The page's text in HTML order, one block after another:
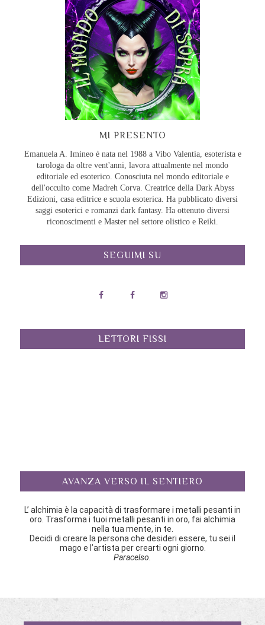
MI PRESENTO
Emanuela A. Imineo è nata nel 1988 a Vibo Valentia, esoterista e
tarologa da oltre vent'anni, lavora attualmente nel mondo
editoriale ed esoterico. Conosciuta nel mondo editoriale e
dell'occulto come Madreh Corva. Creatrice della Dark Abyss
Edizioni, casa editrice e scuola esoterica. Ha pubblicato diversi
saggi esoterici e romanzi dark fantasy. Ha ottenuto diversi
riconoscimenti e Master nel settore olistico e Reiki.
SEGUIMI SU
LETTORI FISSI
AVANZA VERSO IL SENTIERO
L’ alchimia è la capacità di trasformare i metalli pesanti in
oro. Trasforma i tuoi metalli pesanti in oro, fai alchimia
nella tua mente, in te.
Decidi di creare la persona che desideri essere, tu sei il
mago e l’artista per crearti ogni giorno.
Paracelso.